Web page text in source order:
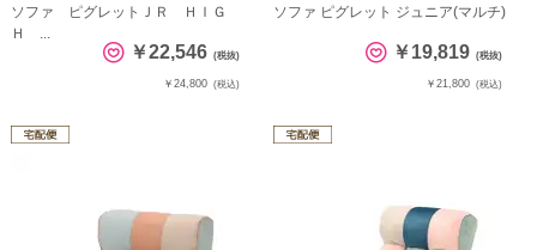
ソファ ピグレットＪＲ ＨＩＧ
Ｈ ...
￥22,546 (税抜)
￥24,800 (税込)
ソファ ピグレット ジュニア(マルチ)
￥19,819 (税抜)
￥21,800 (税込)